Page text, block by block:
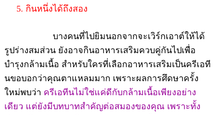
5. กินหนึ่งได้ถึงสอง
บางคนที่ไปยิมนอกจากจะเวิร์กเอาต์ให้ได้
รูปร่างสมส่วน ยังอาจกินอาหารเสริมควบคู่กันไปเพื่อ
บำรุงกล้ามเนื้อ สำหรับใครที่เลือกอาหารเสริมเป็นครีเอที
นขอบอกว่าคุณตาแหลมมาก เพราะผลการศึดษาครั้ง
ใหม่พบว่า ครีเอทีนไม่ใช่แค่ดีกับกล้ามเนื้อเพียงอย่าง
เดียว แต่ยังมีบทบาทสำคัญต่อสมองของคุณ เพราะทั้ง